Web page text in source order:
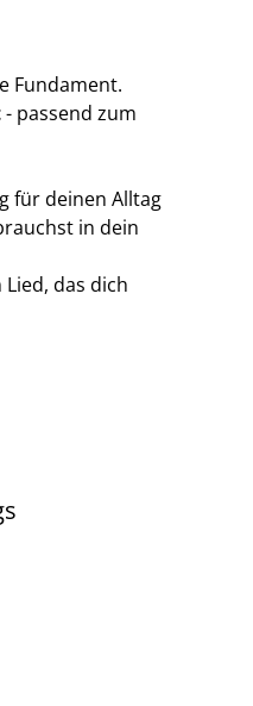
Fundament.
- passend zum
für deinen Alltag
in dein
das dich